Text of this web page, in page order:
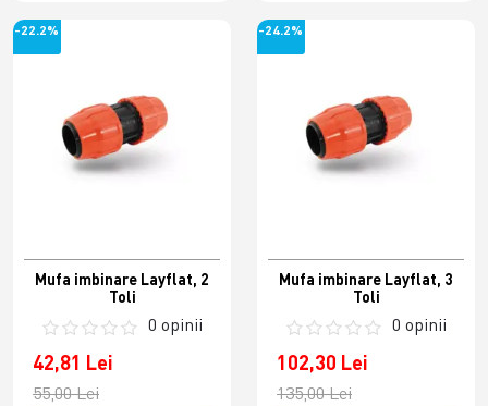
-22.2%
Mufa imbinare Layflat, 2
Toli
0 opinii
42,81 Lei
55,00 Lei
-24.2%
Mufa imbinare Layflat, 3
Toli
0 opinii
102,30 Lei
135,00 Lei